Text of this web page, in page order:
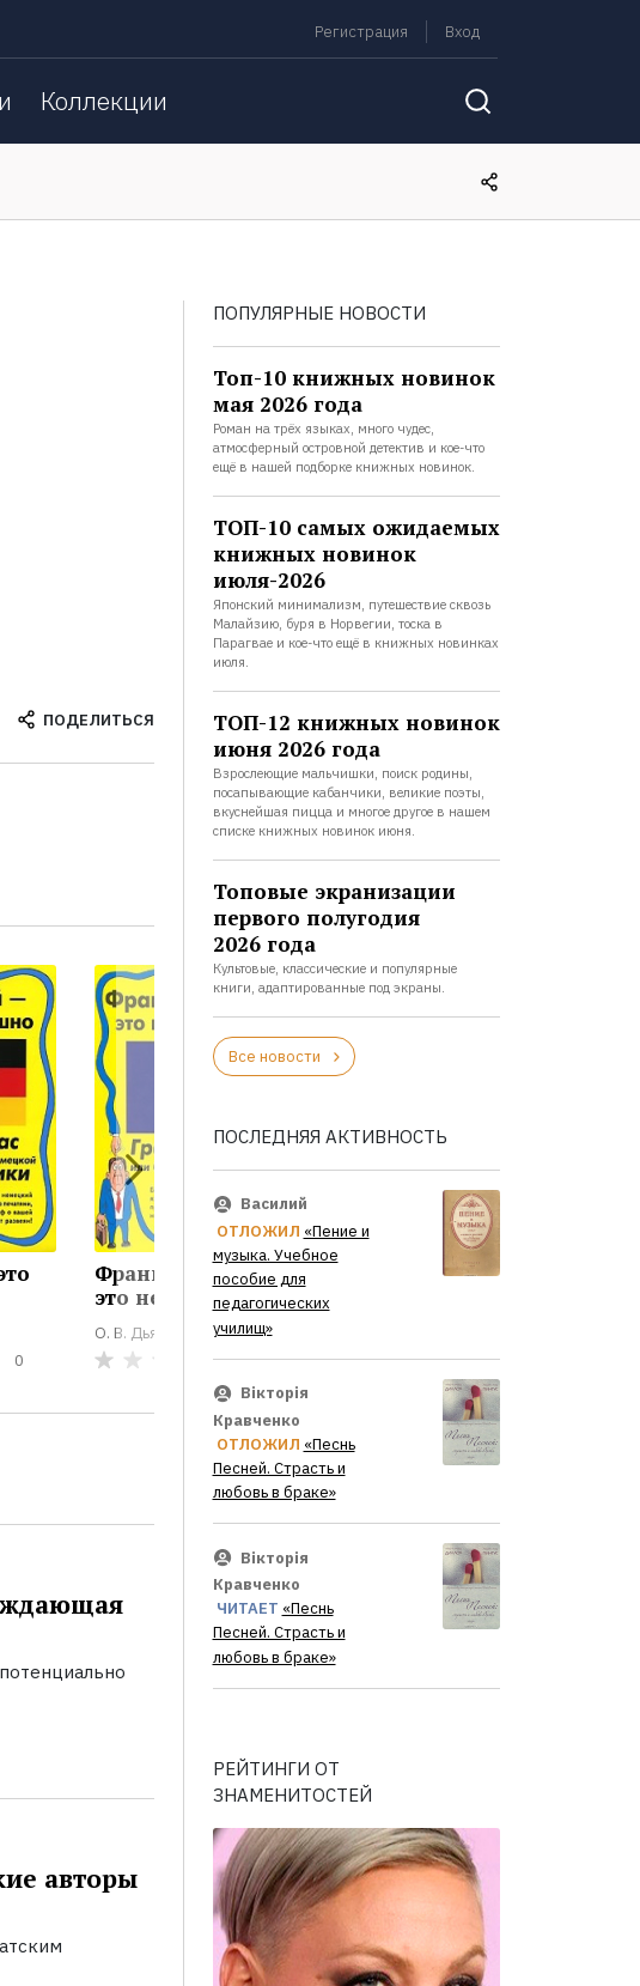
Регистрация Вход
Коллекции
ПОДЕЛИТЬСЯ
0
Французский -
это не...
О. В. Дьяконов
0
Японский - это
не...
0
авторы
ПОПУЛЯРНЫЕ НОВОСТИ
Топ-10 книжных новинок
мая 2026 года
Роман на трёх языках, много чудес,
атмосферный островной детектив и кое-что
ещё в нашей подборке книжных новинок.
ТОП-10 самых ожидаемых
книжных новинок
июля-2026
Японский минимализм, путешествие сквозь
Малайзию, буря в Норвегии, тоска в
Парагвае и кое-что ещё в книжных новинках
июля.
ТОП-12 книжных новинок
июня 2026 года
Взрослеющие мальчишки, поиск родины,
посапывающие кабанчики, великие поэты,
вкуснейшая пицца и многое другое в нашем
списке книжных новинок июня.
Топовые экранизации
первого полугодия
2026 года
Культовые, классические и популярные
книги, адаптированные под экраны.
Все новости
ПОСЛЕДНЯЯ АКТИВНОСТЬ
Василий
ОТЛОЖИЛ «Пение и
музыка. Учебное
пособие для
педагогических
училищ»
Вікторія
Кравченко
ОТЛОЖИЛ «Песнь
Песней. Страсть и
любовь в браке»
Вікторія
Кравченко
ЧИТАЕТ «Песнь
Песней. Страсть и
любовь в браке»
РЕЙТИНГИ ОТ
ЗНАМЕНИТОСТЕЙ